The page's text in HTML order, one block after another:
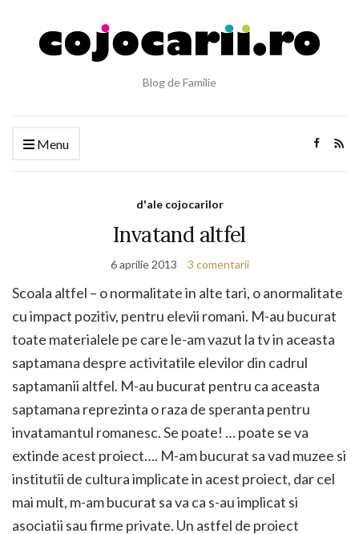
Blog de Familie
Menu
d'ale cojocarilor
Invatand altfel
6 aprilie 2013 3 comentarii
Scoala altfel – o normalitate in alte tari, o anormalitate
cu impact pozitiv, pentru elevii romani. M-au bucurat
toate materialele pe care le-am vazut la tv in aceasta
saptamana despre activitatile elevilor din cadrul
saptamanii altfel. M-au bucurat pentru ca aceasta
saptamana reprezinta o raza de speranta pentru
invatamantul romanesc. Se poate! … poate se va
extinde acest proiect…. M-am bucurat sa vad muzee si
institutii de cultura implicate in acest proiect, dar cel
mai mult, m-am bucurat sa va ca s-au implicat si
asociatii sau firme private. Un astfel de proiect